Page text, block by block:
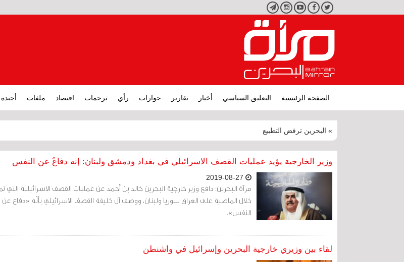
تويتر فيسبوكيوتيوبانستجرامتليجرام
الصفحة الرئيسية التعليق السياسي أخبار تقارير حوارات رأي ترجمات اقتصاد ملفات أجندة
» البحرين ترفض التطبيع
وزير الخارجية يؤيد عمليات القصف الاسرائيلي في بغداد ودمشق ولبنان: إنه دفاعٌ عن النفس
مرآة البحرين: دافع وزير خارجية البحرين خالد بن أحمد عن عمليات القصف الاسرائيلية التي
خلال الماضية على العراق سوريا ولبنان، ووصف آل خليفة القصف الاسرائيلي بأنّه «دفاع عن
النفس».
لقاء بين وزيري خارجية البحرين وإسرائيل في واشنطن